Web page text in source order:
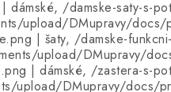
dámské, /damske-saty-s-
upload/DMupravy/docs/
| šaty, /damske-
upload/DMupravy/
| dámské, /zastera-s-
upload/DMupravy/docs/